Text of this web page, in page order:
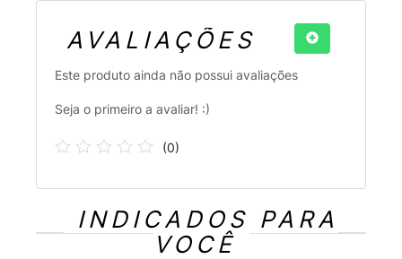
AVALIAÇÕES
Este produto ainda não possui avaliações
Seja o primeiro a avaliar! :)
(0)
INDICADOS PARA
VOCÊ